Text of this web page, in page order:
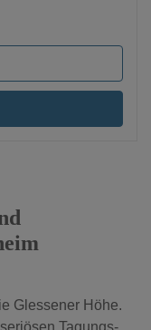
Glessener Höhe.
Tagungs-